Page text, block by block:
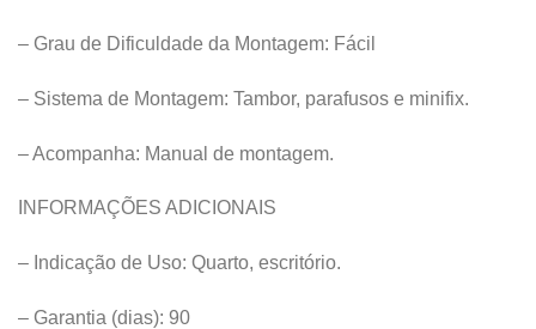
– Grau de Dificuldade da Montagem: Fácil
– Sistema de Montagem: Tambor, parafusos e minifix.
– Acompanha: Manual de montagem.
INFORMAÇÕES ADICIONAIS
– Indicação de Uso: Quarto, escritório.
– Garantia (dias): 90